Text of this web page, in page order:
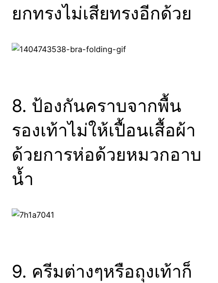
ยกทรงไม่เสียทรงอีกด้วย
8. ป้องกันคราบจากพื้น
รองเท้าไม่ให้เปื้อนเสื้อผ้า
ด้วยการห่อด้วยหมวกอาบ
น้ำ
9. ครีมต่างๆหรือถุงเท้าก็